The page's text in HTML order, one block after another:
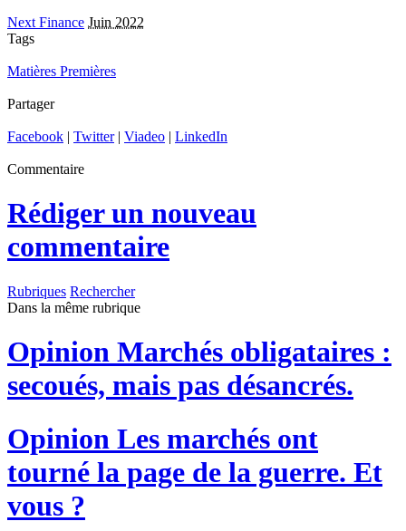
Next Finance Juin 2022
Tags
Matières Premières
Partager
Facebook | Twitter| Viadeo | LinkedIn
Commentaire
Rédiger un nouveau
commentaire
Rubriques Rechercher
Dans la même rubrique
Opinion Marchés obligataires :
secoués, mais pas désancrés.
Opinion Les marchés ont
tourné la page de la guerre. Et
vous ?